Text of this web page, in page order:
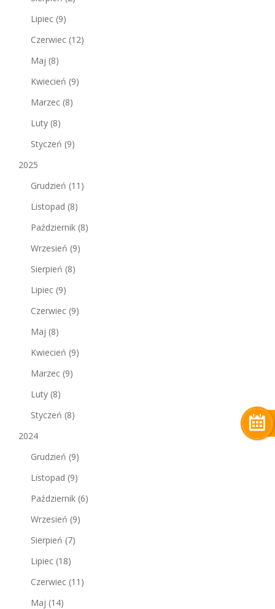
Lipiec (9)
Czerwiec (12)
Maj (8)
Kwiecień (9)
Marzec (8)
Luty (8)
Styczeń (9)
2025
Grudzień (11)
Listopad (8)
Październik (8)
Wrzesień (9)
Sierpień (8)
Lipiec (9)
Czerwiec (9)
Maj (8)
Kwiecień (9)
Marzec (9)
Luty (8)
Styczeń (8)
2024
Grudzień (9)
Listopad (9)
Październik (6)
Wrzesień (9)
Sierpień (7)
Lipiec (18)
Czerwiec (11)
Maj (14)